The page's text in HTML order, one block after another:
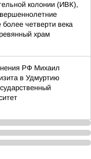
колонии (ИВК),
четверти века
храм
РФ Михаил
в Удмуртию